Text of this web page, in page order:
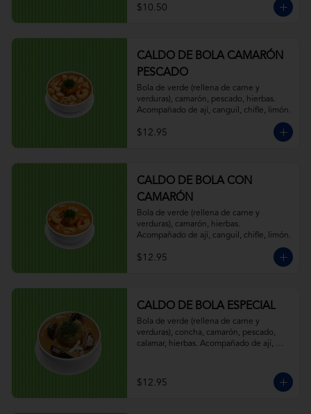
$10.50
CALDO DE BOLA CAMARÓN
PESCADO
Bola de verde (rellena de carne y
verduras), camarón, pescado, hierbas.
Acompañado de ají, canguil, chifle, limón.
$12.95
CALDO DE BOLA CON
CAMARÓN
Bola de verde (rellena de carne y
verduras), camarón, hierbas.
Acompañado de ají, canguil, chifle, limón.
$12.95
CALDO DE BOLA ESPECIAL
Bola de verde (rellena de carne y
verduras), concha, camarón, pescado,
calamar, hierbas. Acompañado de ají,
$12.95